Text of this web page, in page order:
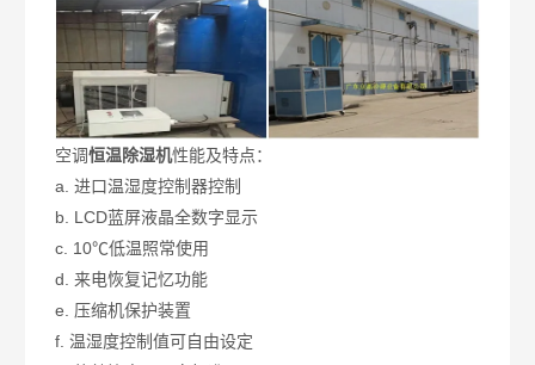
空调恒温除湿机性能及特点：
a. 进口温湿度控制器控制
b. LCD蓝屏液晶全数字显示
c. 10℃低温照常使用
d. 来电恢复记忆功能
e. 压缩机保护装置
f. 温湿度控制值可自由设定